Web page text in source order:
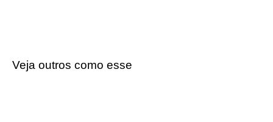
Veja outros como esse